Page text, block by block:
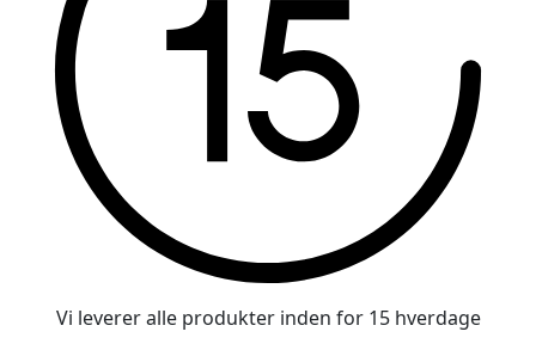
Vi leverer alle produkter inden for 15 hverdage